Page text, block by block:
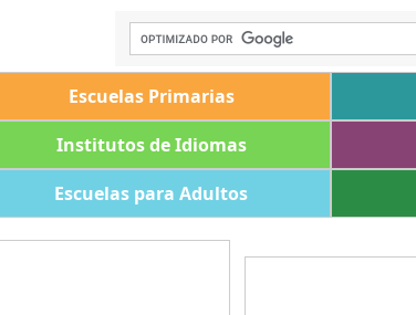
Escuelas Primarias
Institutos de Idiomas
Escuelas para Adultos